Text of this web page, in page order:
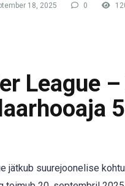
18, 2025 0
League
jätkub suurejoonelise